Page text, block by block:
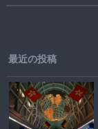
最近の投稿